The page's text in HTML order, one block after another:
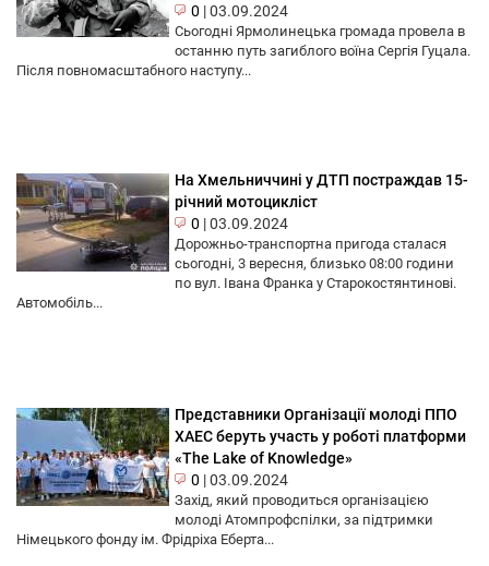
0 |03.09.2024
Сьогодні Ярмолинецька громада провела в
останню путь загиблого воїна Сергія Гуцала.
Після повномасштабного наступу...
На Хмельниччині у ДТП постраждав 15-
річний мотоцикліст
0 |03.09.2024
Дорожньо-транспортна пригода сталася
сьогодні, 3 вересня, близько 08:00 години
по вул. Івана Франка у Старокостянтинові.
Автомобіль...
Представники Організації молоді ППО
ХАЕС беруть участь у роботі платформи
«The Lake of Knowledge»
0 |03.09.2024
Захід, який проводиться організацією
молоді Атомпрофспілки, за підтримки
Німецького фонду ім. Фрідріха Еберта...